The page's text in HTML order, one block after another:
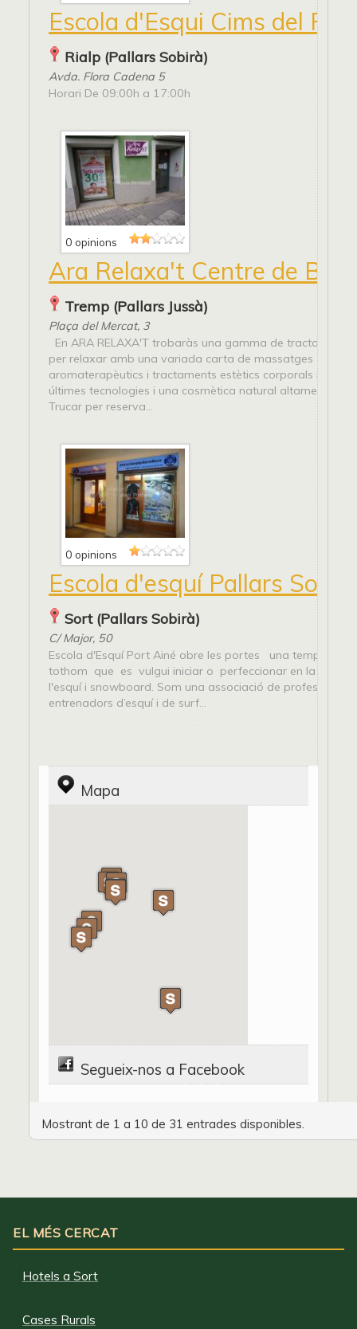
Escola d'Esqui Cims del
Rialp (Pallars Sobirà)
Avda. Flora Cadena 5
Horari De 09:00h a 17:00h
0 opinions
Ara Relaxa't Centre de
Tremp (Pallars Jussà)
Plaça del Mercat, 3
En ARA RELAXA'T trobaràs una gamma de tractaments
per relaxar amb una variada carta de massatges
aromaterapèutics i tractaments estètics corporals i
últimes tecnologies i una cosmètica natural altament
Trucar per reserva...
0 opinions
Escola d'esquí Pallars
Sort (Pallars Sobirà)
C/ Major, 50
Escola d'Esquí Port Ainé obre les portes una
tothom que es vulgui iniciar o perfeccionar en la
l'esquí i snowboard. Som una associació de professors i
entrenadors d’esquí i de surf...
Mapa
Segueix-nos a Facebook
Mostrant de 1 a 10 de 31 entrades disponibles.
EL MÉS CERCAT
Hotels a Sort
Cases Rurals